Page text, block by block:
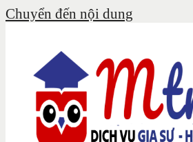
Chuyển đến nội dung